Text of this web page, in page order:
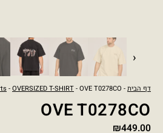
‹
דף הבית-
-OVERSIZED T-SHIRT- OVE T0278CO
OVE T0278CO
₪449.00